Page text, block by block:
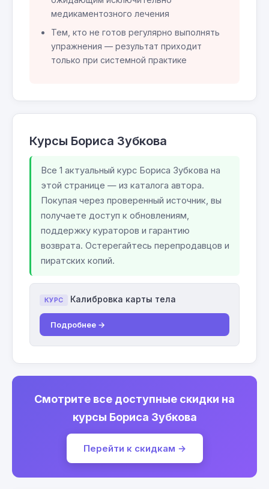
медикаментозного лечения
Тем, кто не готов регулярно выполнять
упражнения — результат приходит
только при системной практике
Курсы Бориса Зубкова
Все 1 актуальный курс Бориса Зубкова на
этой странице — из каталога автора.
Покупая через проверенный источник, вы
получаете доступ к обновлениям,
поддержку кураторов и гарантию
возврата. Остерегайтесь перепродавцов и
пиратских копий.
КУРС Калибровка карты тела
Подробнее →
Смотрите все доступные скидки на
курсы Бориса Зубкова
Перейти к скидкам →